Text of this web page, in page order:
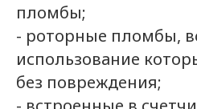
пломбы;
- роторные пломбы,
использование
без повреждения;